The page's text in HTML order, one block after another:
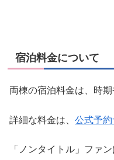
宿泊料金について
両棟の宿泊料金は、時
詳細な料金は、 公式予約
「ノンタイトル」ファ